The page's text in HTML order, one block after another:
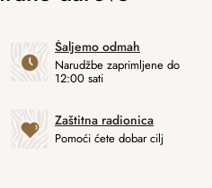
Šaljemo odmah
Narudžbe zaprimljene do
12:00 sati
Zaštitna radionica
Pomoći ćete dobar cilj